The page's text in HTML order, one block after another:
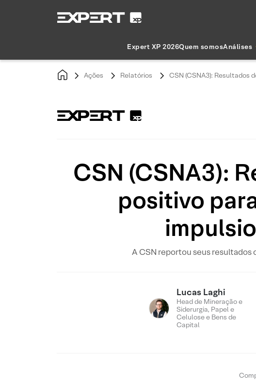
Expert XP 2026Quem somosAnálises
Ações Relatórios CSN (CSNA3): Resultados
CSN (CSNA3):
positivo
A CSN reportou seus resultados
Lucas Laghi
Head de Mineração e
Siderurgia, Papel e
Celulose e Bens de
Capital